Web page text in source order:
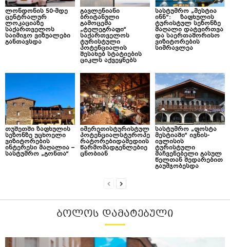
ლონდონის 50-მდე
ცენტრალურ
ლოკაციაზე
საქართველოს
საიმიჯო ვიზუალები
განთავსდა
გავლენიანი
ბრიტანული
გამოცემა
„ტელეგრაფი“
საქართველოს
ტურისტული
პოტენციალის
შესახებ სტატიების
ციკლს აქვეყნებს
სასტუმრო „მესტია
ინნ“: ზაფხულის
ტურისტულ სეზონზე
მაღალი დატვირთვა
და საერთაშორისო
ვიზიტორების
სიმრავლეა
თუშეთში ზაფხულის
სეზონზე უცხოელი
ვიზიტორების
ინტერესი მაღალია –
სასტუმრო „გონთა“
იმერეთისტურისტულ
პოტენციალსტუროპე
რატორებიდამედიის
წარმომადგენლებიე
ცნობიან
სასტუმრო „ფოსტა
მესტიაში“ ივნის-
ივლისის
ტურისტული
მაჩვენებელი გასულ
წელთან შედარებით
გაუმჯობესდა
ᲑᲝᲚᲝᲡ ᲓᲐᲛᲐᲢᲔᲑᲣᲚᲘ